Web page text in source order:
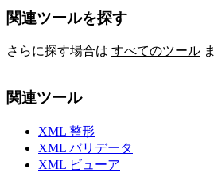
関連ツールを探す
さらに探す場合は すべてのツール
関連ツール
XML 整形
XML バリデータ
XML ビューア